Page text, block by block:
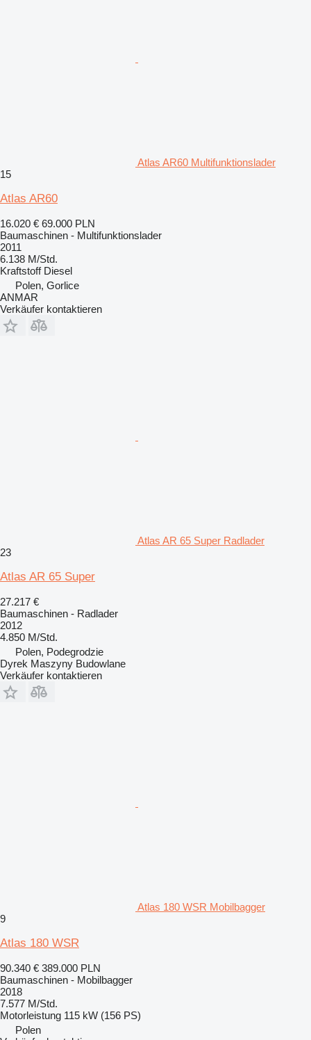
Atlas AR60 Multifunktionslader
15
Atlas AR60
16.020 € 69.000 PLN
Baumaschinen - Multifunktionslader
2011
6.138 M/Std.
Kraftstoff Diesel
Polen, Gorlice
ANMAR
Verkäufer kontaktieren
Atlas AR 65 Super Radlader
23
Atlas AR 65 Super
27.217 €
Baumaschinen - Radlader
2012
4.850 M/Std.
Polen, Podegrodzie
Dyrek Maszyny Budowlane
Verkäufer kontaktieren
Atlas 180 WSR Mobilbagger
9
Atlas 180 WSR
90.340 € 389.000 PLN
Baumaschinen - Mobilbagger
2018
7.577 M/Std.
Motorleistung 115 kW (156 PS)
Polen